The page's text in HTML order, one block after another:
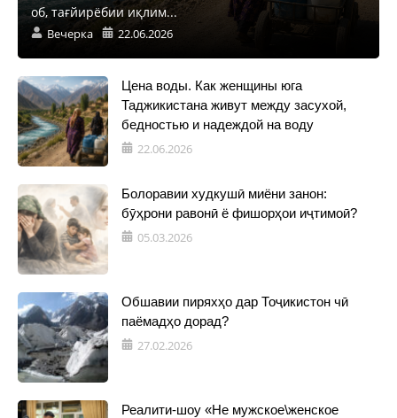
об, тағйирёбии иқлим...
Вечерка 22.06.2026
Цена воды. Как женщины юга
Таджикистана живут между засухой,
бедностью и надеждой на воду
22.06.2026
Болоравии худкушӣ миёни занон:
бӯҳрони равонӣ ё фишорҳои иҷтимоӣ?
05.03.2026
Обшавии пиряхҳо дар Тоҷикистон чӣ
паёмадҳо дорад?
27.02.2026
Реалити-шоу «Не мужское\женское